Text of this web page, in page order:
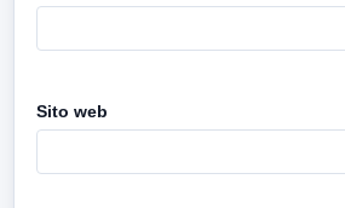
Sito web